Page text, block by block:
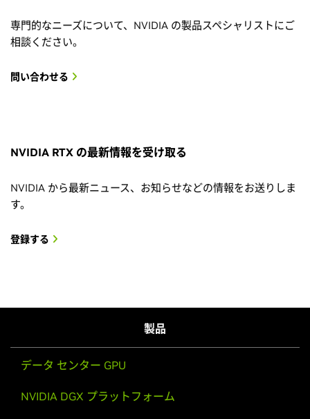
専門的なニーズについて、NVIDIA の製品スペシャリストにご
相談ください。
問い合わせる
NVIDIA RTX の最新情報を受け取る
NVIDIA から最新ニュース、お知らせなどの情報をお送りしま
す。
登録する
製品
データ センター GPU
NVIDIA DGX プラットフォーム